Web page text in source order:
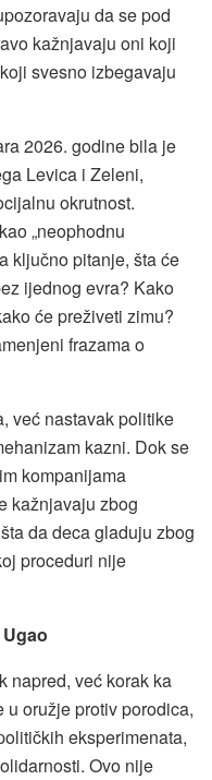
da se pod
kažnjavaju oni koji
svesno izbegavaju
2026. godine bila je
Levica i Zeleni,
okrutnost.
„neophodnu
ključno pitanje, šta će
ijednog evra? Kako
će preživeti zimu?
frazama o
već nastavak politike
kazni. Dok se
kompanijama
kažnjavaju zbog
da deca gladuju zbog
proceduri nije
napred, već korak ka
oružje protiv porodica,
eksperimenata,
Ovo nije